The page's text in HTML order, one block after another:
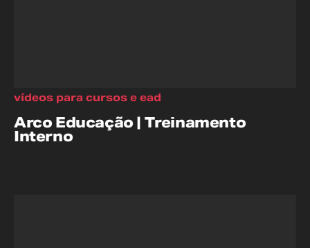
Arco Educação | Treinamento
Interno
vídeos para cursos e ead